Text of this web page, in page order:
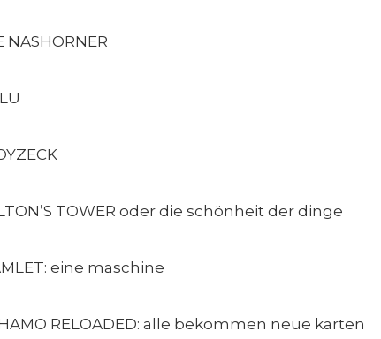
NASHÖRNER
TOWER oder die schönheit der dinge
eine maschine
RELOADED: alle bekommen neue karten